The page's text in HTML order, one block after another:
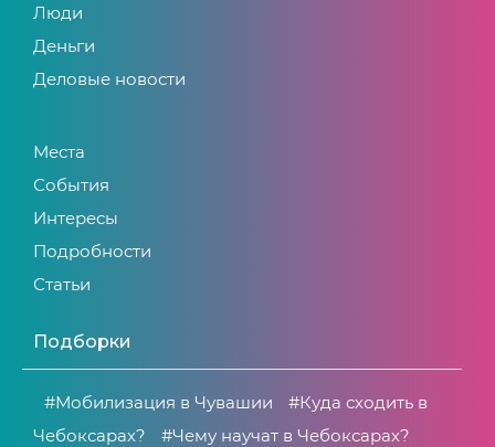
Люди
Деньги
Деловые новости
Места
События
Интересы
Подробности
Статьи
Подборки
#Мобилизация в Чувашии
#Куда сходить в
Чебоксарах?
#Чему научат в Чебоксарах?